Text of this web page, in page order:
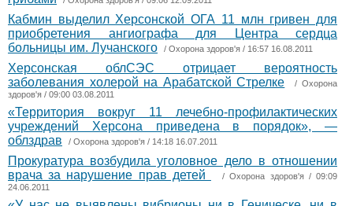
Кабмин выделил Херсонской ОГА 11 млн гривен для
приобретения ангиографа для Центра сердца
больницы им. Лучанского
/ Охорона здоров'я / 16:57 16.08.2011
Херсонская облСЭС отрицает вероятность
заболевания холерой на Арабатской Стрелке
/Охорона
здоров'я / 09:00 03.08.2011
«Территория вокруг 11 лечебно-профилактических
учреждений Херсона приведена в порядок», —
облздрав
/ Охорона здоров'я / 14:18 16.07.2011
Прокуратура возбудила уголовное дело в отношении
врача за нарушение прав детей
/Охорона здоров'я/ 09:09
24.06.2011